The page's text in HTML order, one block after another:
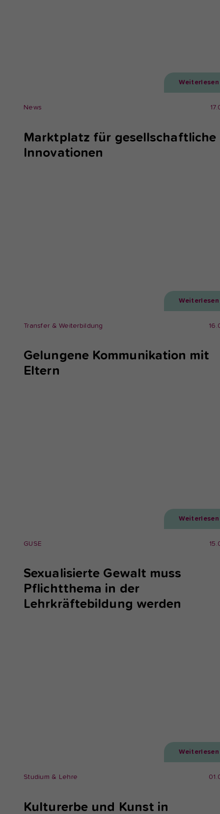
Weiterlesen
News
Marktplatz für gesellschaftliche
Innovationen
Weiterlesen
Transfer & Weiterbildung
Gelungene Kommunikation mit
Eltern
Weiterlesen
GUSE
Sexualisierte Gewalt muss
Pflichtthema in der
Lehrkräftebildung werden
Weiterlesen
Studium & Lehre
Kulturerbe und Kunst in